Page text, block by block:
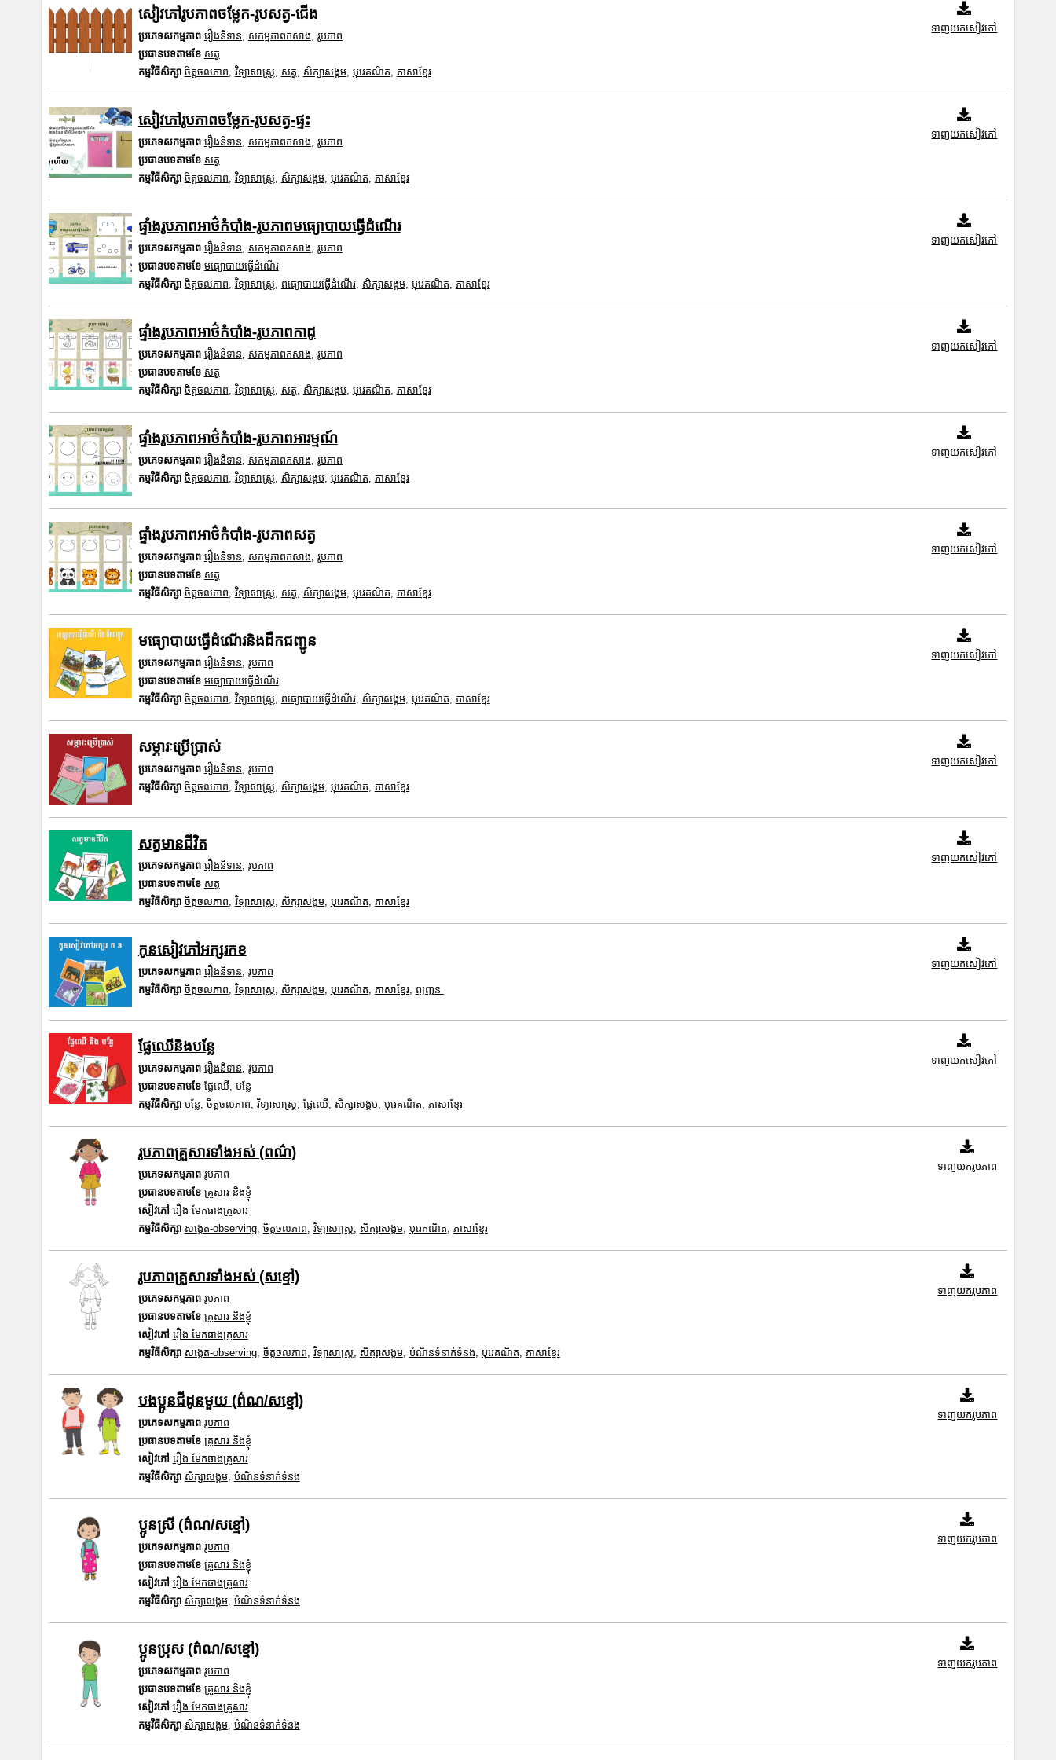
សៀវភៅរូបភាពចម្លែក-រូបសត្វ-ជើង
ប្រភេទសកម្មភាព រឿងនិទាន សកម្មភាពកសាង រូបភាព
ប្រធានបទតាមខែ សត្វ
កម្មវិធីសិក្សា ចិត្តចលភាព វិទ្យាសាស្រ្ត សត្វ សិក្សាសង្គម, បុរេគណិត ភាសាខ្មែរ
ទាញយកសៀវភៅ
សៀវភៅរូបភាពចម្លែក-រូបសត្វ-ផ្ទះ
ប្រភេទសកម្មភាព រឿងនិទាន សកម្មភាពកសាង រូបភាព
ប្រធានបទតាមខែ សត្វ
កម្មវិធីសិក្សា ចិត្តចលភាព វិទ្យាសាស្រ្ត សិក្សាសង្គម, បុរេគណិត ភាសាខ្មែរ
ទាញយកសៀវភៅ
ផ្ទាំងរូបភាពអាថ៌កំបាំង-រូបភាពមធ្យោបាយធ្វើដំណើរ
ប្រភេទសកម្មភាព រឿងនិទាន សកម្មភាពកសាង រូបភាព
ប្រធានបទតាមខែ មធ្យោបាយធ្វើដំណើរ
កម្មវិធីសិក្សា ចិត្តចលភាព វិទ្យាសាស្រ្ត ពធ្យោបាយធ្វើដំណើរ, សិក្សាសង្គម, បុរេគណិត ភាសាខ្មែរ
ទាញយកសៀវភៅ
ផ្ទាំងរូបភាពអាថ៌កំបាំង-រូបភាពកាដូ
ប្រភេទសកម្មភាព រឿងនិទាន សកម្មភាពកសាង រូបភាព
ប្រធានបទតាមខែ សត្វ
កម្មវិធីសិក្សា ចិត្តចលភាព វិទ្យាសាស្រ្ត សត្វ សិក្សាសង្គម, បុរេគណិត ភាសាខ្មែរ
ទាញយកសៀវភៅ
ផ្ទាំងរូបភាពអាថ៌កំបាំង-រូបភាពអារម្មណ៍
ប្រភេទសកម្មភាព រឿងនិទាន សកម្មភាពកសាង រូបភាព
កម្មវិធីសិក្សា ចិត្តចលភាព វិទ្យាសាស្រ្ត សិក្សាសង្គម, បុរេគណិត ភាសាខ្មែរ
ទាញយកសៀវភៅ
ផ្ទាំងរូបភាពអាថ៌កំបាំង-រូបភាពសត្វ
ប្រភេទសកម្មភាព រឿងនិទាន សកម្មភាពកសាង រូបភាព
ប្រធានបទតាមខែ សត្វ
កម្មវិធីសិក្សា ចិត្តចលភាព វិទ្យាសាស្រ្ត សត្វ សិក្សាសង្គម, បុរេគណិត ភាសាខ្មែរ
ទាញយកសៀវភៅ
មធ្យោបាយធ្វើដំណើរនិងដឹកជញ្ជូន
ប្រភេទសកម្មភាព រឿងនិទាន រូបភាព
ប្រធានបទតាមខែ មធ្យោបាយធ្វើដំណើរ
កម្មវិធីសិក្សា ចិត្តចលភាព វិទ្យាសាស្រ្ត ពធ្យោបាយធ្វើដំណើរ, សិក្សាសង្គម, បុរេគណិត ភាសាខ្មែរ
ទាញយកសៀវភៅ
សម្ភារៈប្រើប្រាស់
ប្រភេទសកម្មភាព រឿងនិទាន រូបភាព
កម្មវិធីសិក្សា ចិត្តចលភាព វិទ្យាសាស្រ្ត សិក្សាសង្គម, បុរេគណិត ភាសាខ្មែរ
ទាញយកសៀវភៅ
សត្វមានជីវិត
ប្រភេទសកម្មភាព រឿងនិទាន រូបភាព
ប្រធានបទតាមខែ សត្វ
កម្មវិធីសិក្សា ចិត្តចលភាព វិទ្យាសាស្រ្ត សិក្សាសង្គម, បុរេគណិត ភាសាខ្មែរ
ទាញយកសៀវភៅ
កូនសៀវភៅអក្សរកខ
ប្រភេទសកម្មភាព រឿងនិទាន រូបភាព
កម្មវិធីសិក្សា ចិត្តចលភាព វិទ្យាសាស្រ្ត សិក្សាសង្គម, បុរេគណិត ភាសាខ្មែរ, ព្យញ្ជនៈ
ទាញយកសៀវភៅ
ផ្លែឈើនិងបន្លែ
ប្រភេទសកម្មភាព រឿងនិទាន រូបភាព
ប្រធានបទតាមខែ ផ្លែឈើ បន្លែ
កម្មវិធីសិក្សា បន្លែ ចិត្តចលភាព វិទ្យាសាស្រ្ត ផ្លែឈើ សិក្សាសង្គម, បុរេគណិត ភាសាខ្មែរ
ទាញយកសៀវភៅ
រូបភាពគ្រួសារទាំងអស់ (ពណ៌)
ប្រភេទសកម្មភាព រូបភាព
ប្រធានបទតាមខែ គ្រួសារ និងខ្ញុំ
សៀវភៅ រឿង មែកធាងគ្រួសារ
កម្មវិធីសិក្សា សង្កេត-observing, ចិត្តចលភាព វិទ្យាសាស្រ្ត សិក្សាសង្គម, បុរេគណិត ភាសាខ្មែរ
ទាញយករូបភាព
រូបភាពគ្រួសារទាំងអស់ (សខ្មៅ)
ប្រភេទសកម្មភាព រូបភាព
ប្រធានបទតាមខែ គ្រួសារ និងខ្ញុំ
សៀវភៅ រឿង មែកធាងគ្រួសារ
កម្មវិធីសិក្សា សង្កេត-observing, ចិត្តចលភាព វិទ្យាសាស្រ្ត សិក្សាសង្គម, បំណិនទំនាក់ទំនង បុរេគណិត ភាសាខ្មែរ
ទាញយករូបភាព
បងប្អូនជីដូនមួយ (ព៌ណ/សខ្មៅ)
ប្រភេទសកម្មភាព រូបភាព
ប្រធានបទតាមខែ គ្រួសារ និងខ្ញុំ
សៀវភៅ រឿង មែកធាងគ្រួសារ
កម្មវិធីសិក្សា សិក្សាសង្គម, បំណិនទំនាក់ទំនង
ទាញយករូបភាព
ប្អូនស្រី (ព៌ណ/សខ្មៅ)
ប្រភេទសកម្មភាព រូបភាព
ប្រធានបទតាមខែ គ្រួសារ និងខ្ញុំ
សៀវភៅ រឿង មែកធាងគ្រួសារ
កម្មវិធីសិក្សា សិក្សាសង្គម, បំណិនទំនាក់ទំនង
ទាញយករូបភាព
ប្អូនប្រុស (ព៌ណ/សខ្មៅ)
ប្រភេទសកម្មភាព រូបភាព
ប្រធានបទតាមខែ គ្រួសារ និងខ្ញុំ
សៀវភៅ រឿង មែកធាងគ្រួសារ
កម្មវិធីសិក្សា សិក្សាសង្គម, បំណិនទំនាក់ទំនង
ទាញយករូបភាព